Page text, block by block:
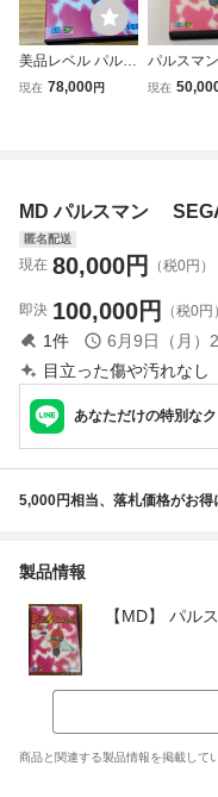
美品レベル パルス
マン 正規品 箱
現在 78,000円
パルスマ
メガドライ
現在
MD パルスマン
匿名配送
現在 80,000円 （税0円）
即決 100,000円 （税0円）
1件 6月9日（月）
目立った傷や汚れなし
あなただけの特別な
5,000円相当、落札価格がお得
製品情報
【MD】 パル
商品と関連する製品情報を掲載して